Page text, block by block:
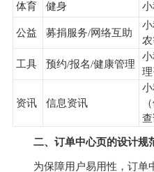
体育
健身
公益 募捐服务/网络互助
工具 预约/报名/健康管理
资讯 信息资讯
查
二、订单中心页的设计规
为保障用户易用性，订单